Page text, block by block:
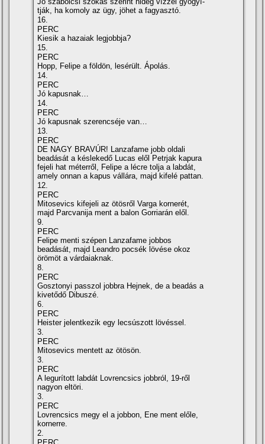
tják, ha komoly az ügy, jöhet a fagyasztó.
16.
PERC
Kiesik a hazaiak legjobbja?
15.
PERC
Hopp, Felipe a földön, lesérült. Ápolás.
14.
PERC
Jó kapusnak…
14.
PERC
Jó kapusnak szerencséje van…
13.
PERC
DE NAGY BRAVÚR! Lanzafame jobb oldali
beadását a késlekedő Lucas elől Petrjak kapura
fejeli hat méterről, Felipe a lécre tolja a labdát,
amely onnan a kapus vállára, majd kifelé pattan.
12.
PERC
Mitosevics kifejeli az ötösről Varga kornerét,
majd Parcvanija ment a balon Gorriarán elől.
9.
PERC
Felipe menti szépen Lanzafame jobbos
beadását, majd Leandro pocsék lövése okoz
örömöt a várdaiaknak.
8.
PERC
Gosztonyi passzol jobbra Hejnek, de a beadás a
kivetődő Dibuszé.
6.
PERC
Heister jelentkezik egy lecsúszott lövéssel.
3.
PERC
Mitosevics mentett az ötösön.
3.
PERC
A legurí­tott labdát Lovrencsics jobbról, 19-ről
nagyon eltöri.
3.
PERC
Lovrencsics megy el a jobbon, Ene ment előle,
kornerre.
2.